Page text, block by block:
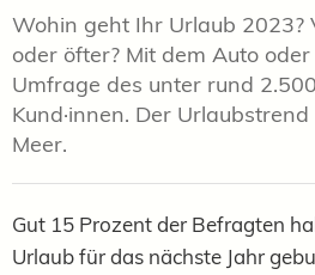
Wohin geht Ihr Urlaub 2023?
oder öfter? Mit dem Auto oder
Umfrage des unter rund
Kund·innen. Der
Meer.
Gut 15 Prozent der Befragten
Urlaub für das nächste Jahr